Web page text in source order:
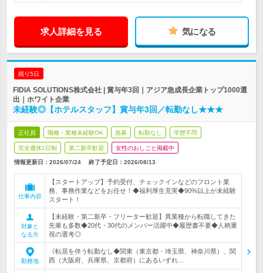
求人詳細を見る 気になる
残り5日
FIDIA SOLUTIONS株式会社 | 賞与年3回｜アジア急成長企業トップ1000選
出｜ホワイト企業
未経験◎【ホテルスタッフ】賞与年3回／転勤なし★★★
正社員 職種・業種未経験OK 急募 転勤なし 学歴不問
完全週休2日制 第二新卒歓迎 女性のおしごと掲載中
情報更新日：2026/07/24 終了予定日： 2026/08/13
仕事内容
【スタートアップ】予約受付、チェックインなどのフロント業
務、事務作業などをお任せ！◆福利厚生充実◆90%以上が未経験
スタート！
対象と
なる方
【未経験・第二新卒・フリーター歓迎】異業種から転職してきた
先輩も多数◆20代・30代のメンバー活躍中◆履歴書不要◆人柄重
視の選考◎
勤務地
《転居を伴う転勤なし◆関東（東京都・埼玉県、神奈川県）、関
西（大阪府、兵庫県、京都府）にあるいずれ…